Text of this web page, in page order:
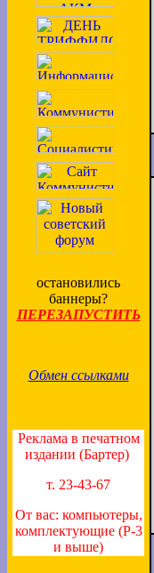
остановились
баннеры?
ПЕРЕЗАПУСТИТЬ
Обмен ссылками
Реклама в печатном
издании (Бартер)
т. 23-43-67
От вас: компьютеры,
комплектующие (P-3
и выше)